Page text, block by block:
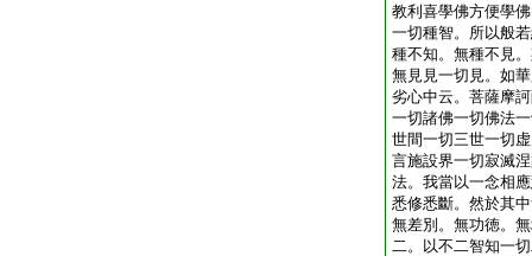
教利喜學佛方便學
一切種智。所以般
種不知。無種不見
無見見一切見。如
劣心中云。菩薩摩
一切諸佛一切佛法
世間一切三世一切
言施設界一切寂滅
法。我當以一念相
悉修悉斷。然於其
無差別。無功徳。
二。以不二智知一